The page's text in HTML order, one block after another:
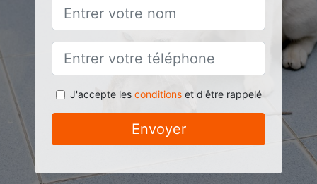
J'accepte les conditionset d'être rappelé
Envoyer